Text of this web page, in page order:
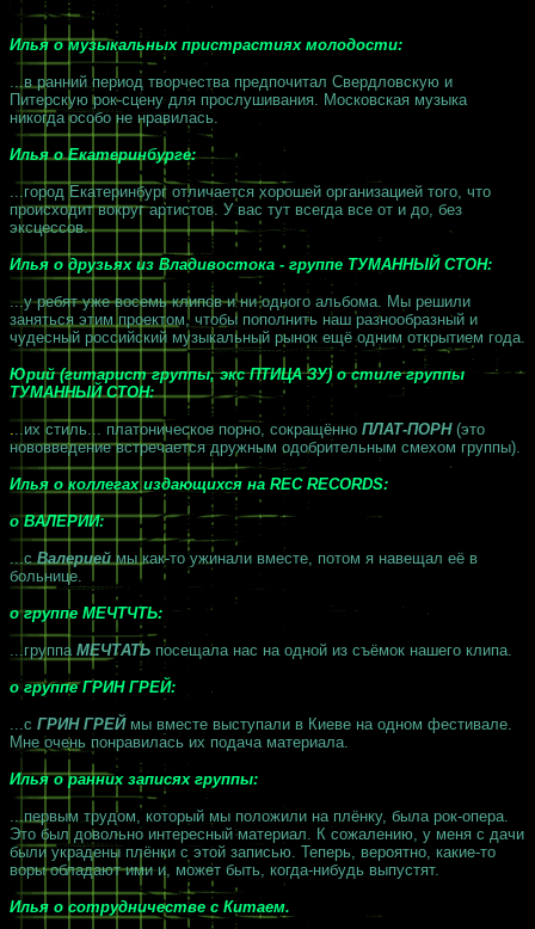
Илья о музыкальных пристрастиях молодости:
...в ранний период творчества предпочитал Свердловскую и
Питерскую рок-сцену для прослушивания. Московская музыка
никогда особо не нравилась.
Илья о Екатеринбурге:
...город Екатеринбург отличается хорошей организацией того, что
происходит вокруг артистов. У вас тут всегда все от и до, без
эксцессов.
Илья о друзьях из Владивостока - группе ТУМАННЫЙ СТОН:
...у ребят уже восемь клипов и ни одного альбома. Мы решили
заняться этим проектом, чтобы пополнить наш разнообразный и
чудесный российский музыкальный рынок ещё одним открытием года.
Юрий (гитарист группы, экс ПТИЦА ЗУ) о стиле группы
ТУМАННЫЙ СТОН:
...их стиль... платоническое порно, сокращённо ПЛАТ-ПОРН(это
нововведение встречается дружным одобрительным смехом группы).
Илья о коллегах издающихся на REC RECORDS:
о ВАЛЕРИИ:
...сВалериеймы как-то ужинали вместе, потом я навещал её в
больнице.
о группе МЕЧТЧТЬ:
...группа МЕЧТАТЬ посещала нас на одной из съёмок нашего клипа.
о группе ГРИН ГРЕЙ:
...с ГРИН ГРЕЙмы вместе выступали в Киеве на одном фестивале.
Мне очень понравилась их подача материала.
Илья о ранних записях группы:
...первым трудом, который мы положили на плёнку, была рок-опера.
Это был довольно интересный материал. К сожалению, у меня с дачи
были украдены плёнки с этой записью. Теперь, вероятно, какие-то
воры обладают ими и, может быть, когда-нибудь выпустят.
Илья о сотрудничестве с Китаем.